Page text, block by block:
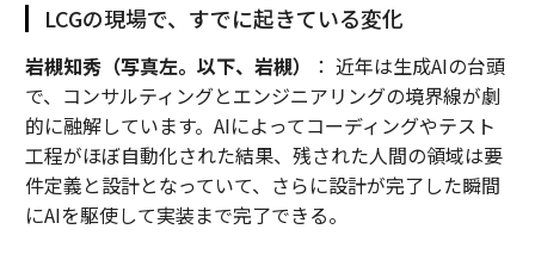
LCGの現場で、すでに起きている変化
岩槻知秀（写真左。以下、岩槻）
： 近年は生成AIの台頭
で、コンサルティングとエンジニアリングの境界線が劇
的に融解しています。AIによってコーディングやテスト
工程がほぼ自動化された結果、残された人間の領域は要
件定義と設計となっていて、さらに設計が完了した瞬間
にAIを駆使して実装まで完了できる。